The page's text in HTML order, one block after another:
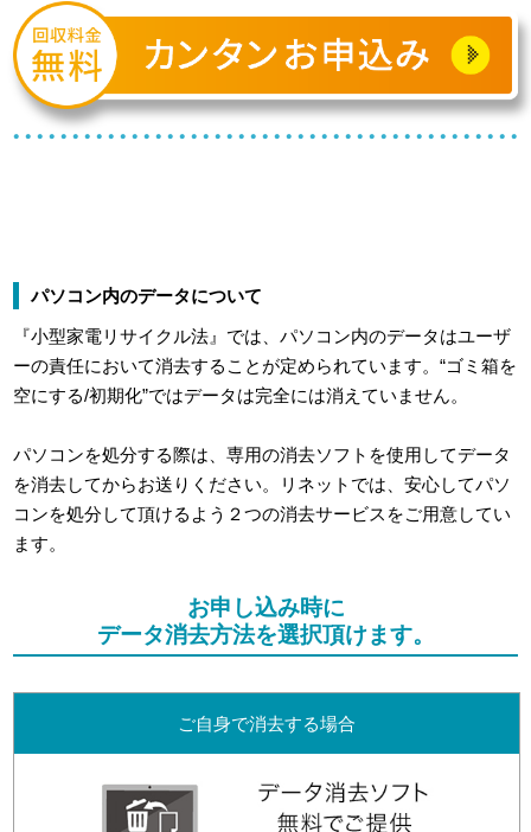
パソコン内のデータについて
『小型家電リサイクル法』では、パソコン内のデータはユーザ
ーの責任において消去することが定められています。“ゴミ箱を
空にする/初期化”ではデータは完全には消えていません。
パソコンを処分する際は、専用の消去ソフトを使用してデータ
を消去してからお送りください。リネットでは、安心してパソ
コンを処分して頂けるよう２つの消去サービスをご用意してい
ます。
お申し込み時に
データ消去方法を選択頂けます。
ご自身で消去する場合